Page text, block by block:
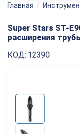
Главная /
Super Stars ST-
расширения
КОД: 12390